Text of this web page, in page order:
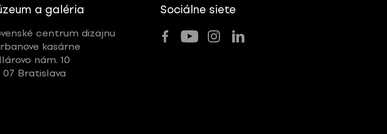
a galéria
centrum dizajnu
kasárne
nám. 10
07 Bratislava
Sociálne siete